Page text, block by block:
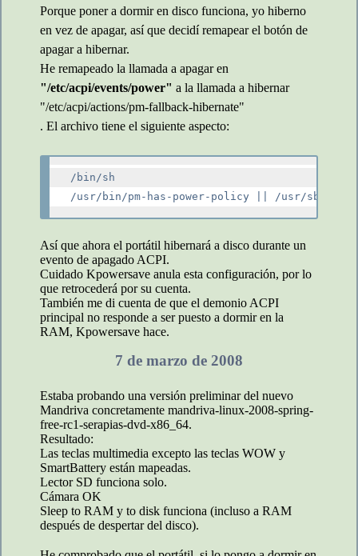
Porque poner a dormir en disco funciona, yo hiberno
en vez de apagar, así que decidí remapear el botón de
apagar a hibernar.
He remapeado la llamada a apagar en
"/etc/acpi/events/power" a la llamada a hibernar
"/etc/acpi/actions/pm-fallback-hibernate"
. El archivo tiene el siguiente aspecto:
/bin/sh
Así que ahora el portátil hibernará a disco durante un
evento de apagado ACPI.
Cuidado Kpowersave anula esta configuración, por lo
que retrocederá por su cuenta.
También me di cuenta de que el demonio ACPI
principal no responde a ser puesto a dormir en la
RAM, Kpowersave hace.
7 de marzo de 2008
Estaba probando una versión preliminar del nuevo
Mandriva concretamente mandriva-linux-2008-spring-
free-rc1-serapias-dvd-x86_64.
Resultado:
Las teclas multimedia excepto las teclas WOW y
SmartBattery están mapeadas.
Lector SD funciona solo.
Cámara OK
Sleep to RAM y to disk funciona (incluso a RAM
después de despertar del disco).